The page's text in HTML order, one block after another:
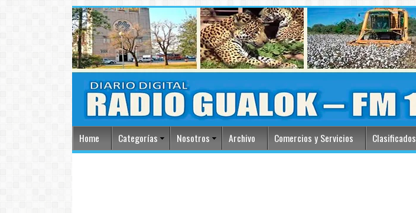
Home Categorías Nosotros Archivo Comercios y Servicios Clasificados